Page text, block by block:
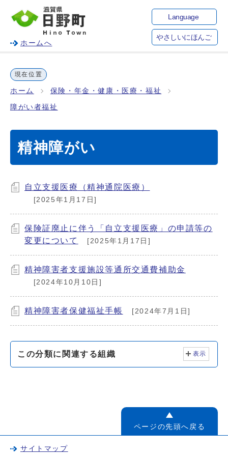
ホームへ
Language
やさしいにほんご
現在位置
ホーム 保険・年金・健康・医療・福祉
障がい者福祉
精神障がい
自立支援医療（精神通院医療）
[2025年1月17日]
保険証廃止に伴う「自立支援医療」の申請等の
変更について
[2025年1月17日]
精神障害者支援施設等通所交通費補助金
[2024年10月10日]
精神障害者保健福祉手帳 [2024年7月1日]
この分類に関連する組織 表示
ページの先頭へ戻る
サイトマップ